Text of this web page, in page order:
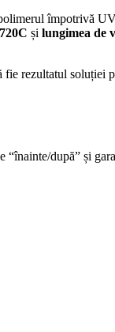
împotrivă
și lungimea de
rezultatul soluției
după” și